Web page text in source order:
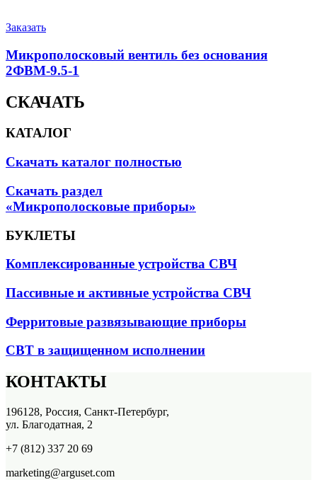
Заказать
Микрополосковый вентиль без основания
2ФВМ-9.5-1
СКАЧАТЬ
КАТАЛОГ
Скачать каталог полностью
Скачать раздел
«Микрополосковые приборы»
БУКЛЕТЫ
Комплексированные устройства СВЧ
Пассивные и активные устройства СВЧ
Ферритовые развязывающие приборы
СВТ в защищенном исполнении
КОНТАКТЫ
196128, Россия, Санкт-Петербург,
ул. Благодатная, 2
+7 (812) 337 20 69
marketing@arguset.com